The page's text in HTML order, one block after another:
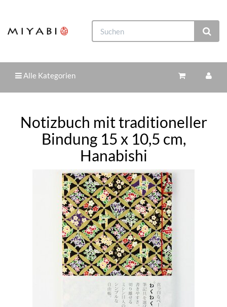
Alle Kategorien
Notizbuch mit traditioneller
Bindung 15 x 10,5 cm,
Hanabishi